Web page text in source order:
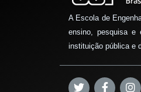
A Escola de
ensino, pesquisa e
instituição pública e